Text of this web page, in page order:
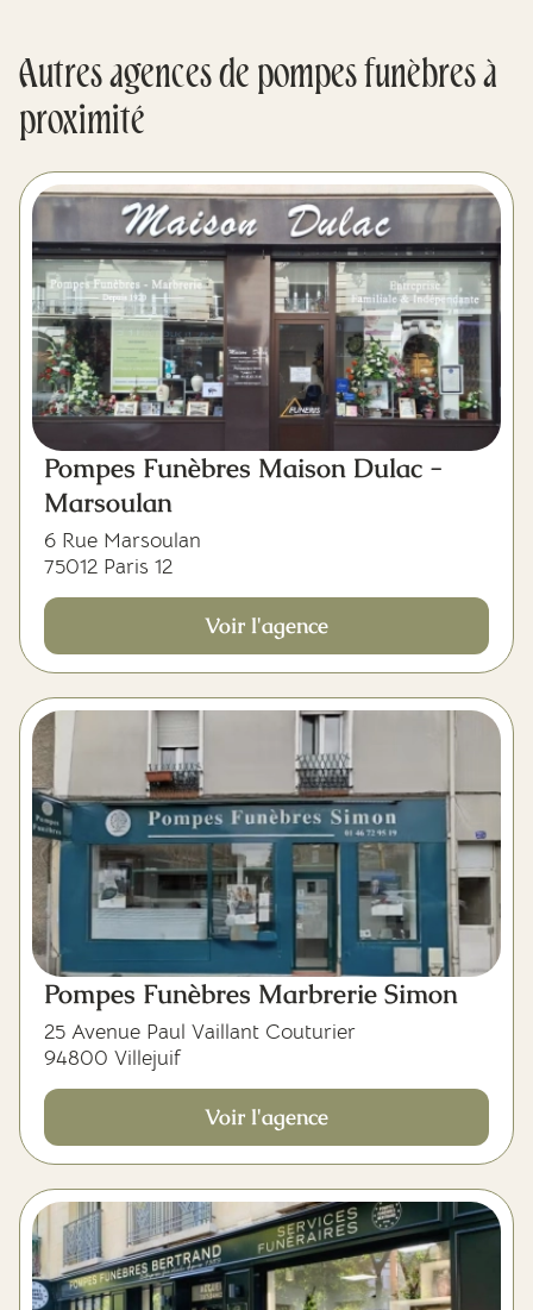
Autres agences de pompes funèbres à
proximité
Pompes Funèbres Maison Dulac -
Marsoulan
6 Rue Marsoulan
75012 Paris 12
Voir l'agence
Pompes Funèbres Marbrerie Simon
25 Avenue Paul Vaillant Couturier
94800 Villejuif
Voir l'agence